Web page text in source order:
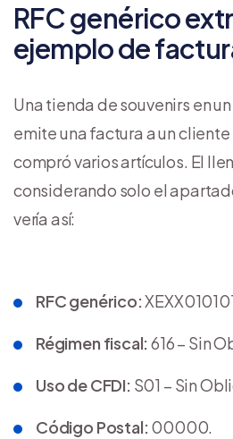
RFC genérico
ejemplo de
Una tienda de souvenirs en
emite una factura a un
compró varios artículos. El
considerando solo el
vería así:
RFC genérico:
Régimen fiscal: 616 – Sin
Uso de CFDI: S01 – Sin
Código Postal: 00000.